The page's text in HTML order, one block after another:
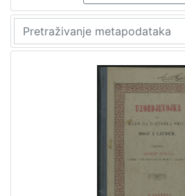
Nakladnička
cjelina
Zagreb na pragu modernog doba
Knjige za djecu i mladež